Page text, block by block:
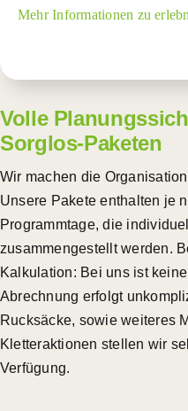
Mehr Informationen zu
Volle
Sorglos-Paketen
Wir machen die
Unsere Pakete enthalten je
Programmtage, die
zusammengestellt werden.
Kalkulation: Bei uns ist
Abrechnung erfolgt
Rucksäcke, sowie weiteres
Kletteraktionen stellen wir
Verfügung.